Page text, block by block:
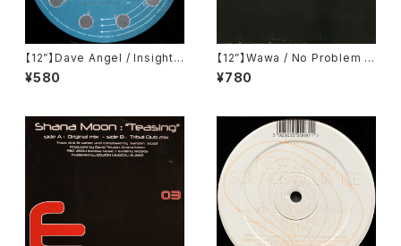
【12”】Dave Angel / Insights
EP (Rotation Records) (rot
98013)
¥580
【12”】Wawa / No Problem E.
P. (Fluential) (fluent 22)
¥780